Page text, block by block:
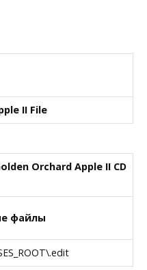
II File
Orchard Apple II CD
файлы